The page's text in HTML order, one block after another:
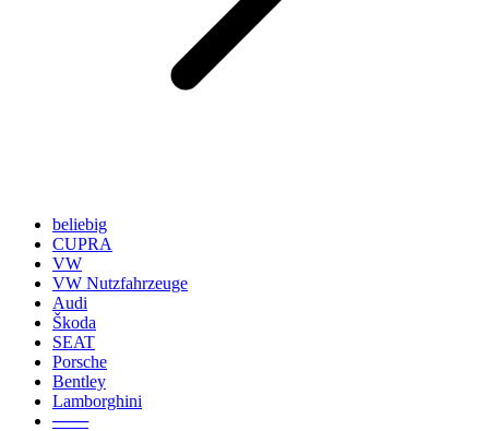
beliebig
CUPRA
VW
VW Nutzfahrzeuge
Audi
Škoda
SEAT
Porsche
Bentley
Lamborghini
───